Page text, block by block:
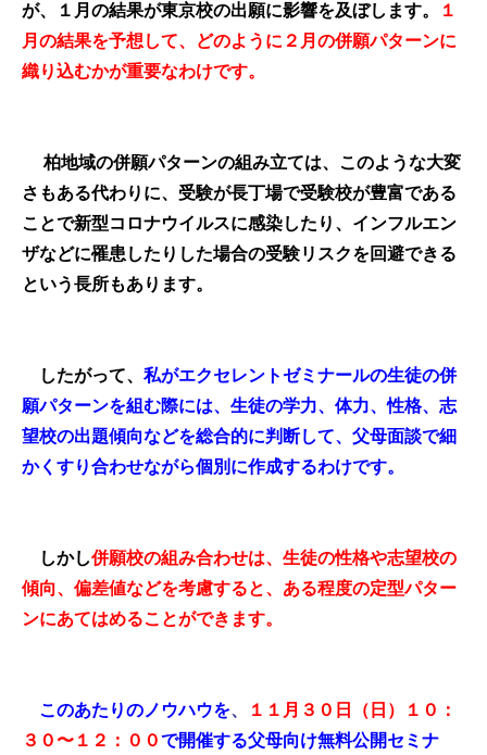
が、１月の結果が東京校の出願に影響を及ぼします。
１
月の結果を予想して、どのように２月の併願パターンに
織り込むかが重要なわけです。
柏地域の併願パターンの組み立ては、このような大変
さもある代わりに、受験が長丁場で受験校が豊富である
ことで新型コロナウイルスに感染したり、インフルエン
ザなどに罹患したりした場合の受験リスクを回避できる
という長所もあります。
したがって、 私がエクセレントゼミナールの生徒の併
願パターンを組む際には、生徒の学力、体力、性格、志
望校の出題傾向などを総合的に判断して、父母面談で細
かくすり合わせながら個別に作成するわけです。
しかし併願校の組み合わせは、生徒の性格や志望校の
傾向、偏差値などを考慮すると、ある程度の定型パター
ンにあてはめることができます。
このあたりのノウハウを、
１１月３０日（日）１０：
３０〜１２：００で開催する父母向け無料公開セミナ